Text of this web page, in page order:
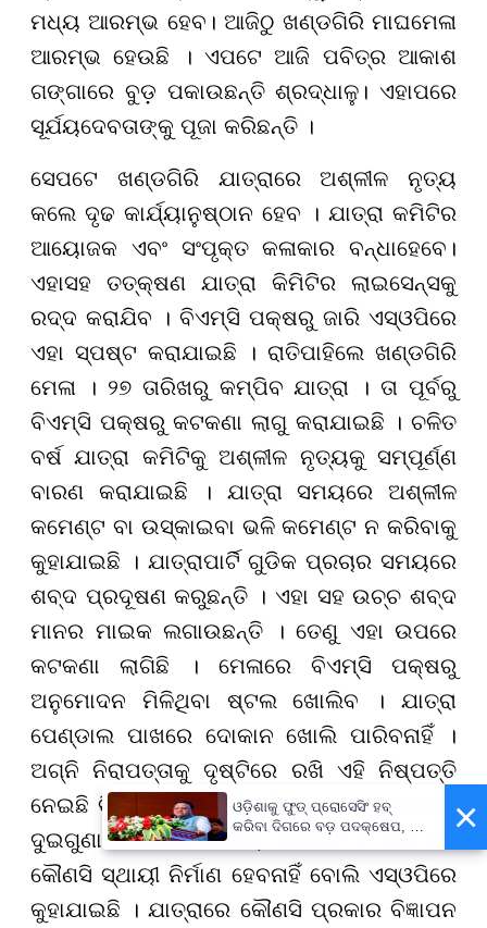
ମଧ୍ୟ ଆରମ୍ଭ ହେବ। ଆଜିଠୁ ଖଣ୍ଡଗିରି ମାଘମେଳା
ଆରମ୍ଭ ହେଉଛି । ଏପଟେ ଆଜି ପବିତ୍ର ଆକାଶ
ଗଙ୍ଗାରେ ବୁଡ଼ ପକାଉଛନ୍ତି ଶ୍ରଦ୍ଧାଳୁ। ଏହାପରେ
ସୂର୍ଯୟଦେବତାଙ୍କୁ ପୂଜା କରିଛନ୍ତି ।
ସେପଟେ ଖଣ୍ଡଗିରି ଯାତ୍ରାରେ ଅଶ୍ଳୀଳ ନୃତ୍ୟ
କଲେ ଦୃଢ କାର୍ଯ୍ୟାନୁଷ୍ଠାନ ହେବ । ଯାତ୍ରା କମିଟିର
ଆୟୋଜକ ଏବଂ ସଂପୃକ୍ତ କଳାକାର ବନ୍ଧାହେବେ।
ଏହାସହ ତତ୍କ୍ଷଣ ଯାତ୍ରା କିମିଟିର ଲାଇସେନ୍ସକୁ
ରଦ୍ଦ କରାଯିବ । ବିଏମ୍ସି ପକ୍ଷରୁ ଜାରି ଏସ୍ଓପିରେ
ଏହା ସ୍ପଷ୍ଟ କରାଯାଇଛି । ରାତିପାହିଲେ ଖଣ୍ଡଗିରି
ମେଳା । ୨୭ ତାରିଖରୁ କମ୍ପିବ ଯାତ୍ରା । ତା ପୂର୍ବରୁ
ବିଏମ୍ସି ପକ୍ଷରୁ କଟକଣା ଲାଗୁ କରାଯାଇଛି । ଚଳିତ
ବର୍ଷ ଯାତ୍ରା କମିଟିକୁ ଅଶ୍ଳୀଳ ନୃତ୍ୟକୁ ସମ୍ପୂର୍ଣ୍ଣ
ବାରଣ କରାଯାଇଛି । ଯାତ୍ରା ସମୟରେ ଅଶ୍ଳୀଳ
କମେଣ୍ଟ ବା ଉସ୍କାଇବା ଭଳି କମେଣ୍ଟ ନ କରିବାକୁ
କୁହାଯାଇଛି । ଯାତ୍ରାପାର୍ଟି ଗୁଡିକ ପ୍ରଚାର ସମୟରେ
ଶବ୍ଦ ପ୍ରଦୂଷଣ କରୁଛନ୍ତି । ଏହା ସହ ଉଚ୍ଚ ଶବ୍ଦ
ମାନର ମାଇକ ଲଗାଉଛନ୍ତି । ତେଣୁ ଏହା ଉପରେ
କଟକଣା ଲାଗିଛି । ମେଳାରେ ବିଏମ୍ସି ପକ୍ଷରୁ
ଅନୁମୋଦନ ମିଳିଥିବା ଷ୍ଟଲ ଖୋଲିବ । ଯାତ୍ରା
ପେଣ୍ଡାଲ ପାଖରେ ଦୋକାନ ଖୋଲି ପାରିବନାହିଁ ।
ଅଗ୍ନି ନିରାପତ୍ତାକୁ ଦୃଷ୍ଟିରେ ରଖି ଏହି ନିଷ୍ପତ୍ତି
ନେଇଛି ବିଏମ୍ସି । ଯଦି କିଏ ଖିଲାପ କରେ, ତାହେଲେ
ଦୁଇଗୁଣା ଜରିମାନା ଆଦାୟ କରାଯିବ । ଏହା ସହ
କୌଣସି ସ୍ଥାୟୀ ନିର୍ମାଣ ହେବନାହିଁ ବୋଲି ଏସ୍ଓପିରେ
କୁହାଯାଇଛି । ଯାତ୍ରାରେ କୌଣସି ପ୍ରକାର ବିଜ୍ଞାପନ
×
ଓଡ଼ିଶାକୁ ଫୁଡ୍ ପ୍ରୋସେସିଂ ହବ୍
କରିବା ଦିଗରେ ବଡ଼ ପଦକ୍ଷେପ, ୪୨